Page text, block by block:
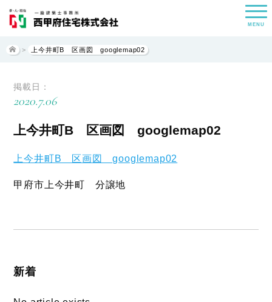
MENU
> 上今井町B 区画図 googlemap02
掲載日：
2020.7.06
上今井町B 区画図 googlemap02
上今井町B 区画図 googlemap02
甲府市上今井町 分譲地
新着